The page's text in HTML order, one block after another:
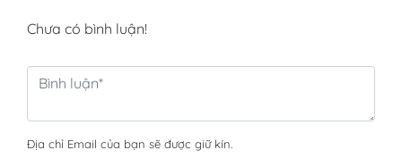
Chưa có bình luận!
Địa chỉ Email của bạn sẽ được giữ kín.